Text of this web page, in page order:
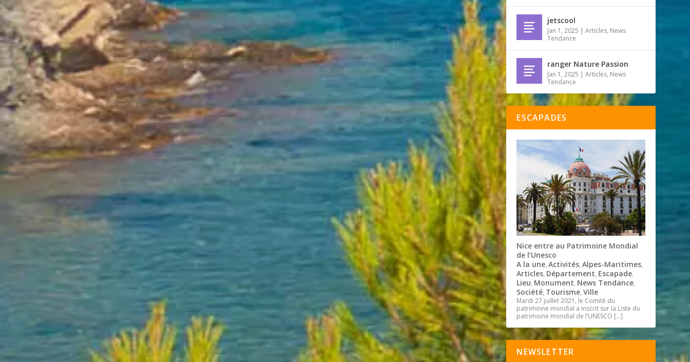
jetscool
Jan 1, 2025 |Articles, News
Tendance
ranger Nature Passion
Jan 1, 2025 |Articles, News
Tendance
ESCAPADES
Nice entre au Patrimoine Mondial
de l’Unesco
A la une,Activités,Alpes-Maritimes,
Articles, Département, Escapade,
Lieu, Monument, News Tendance,
Société, Tourisme,Ville
Mardi 27 juillet 2021, le Comité du
patrimoine mondial a inscrit sur la Liste du
patrimoine mondial de l’UNESCO […]
NEWSLETTER